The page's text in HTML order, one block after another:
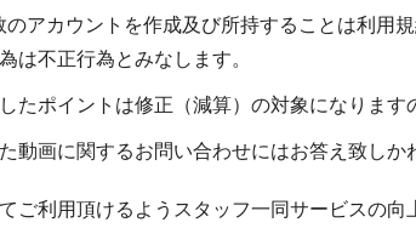
アカウントを作成及び所持することは利用
は不正行為とみなします。
たポイントは修正（減算）の対象になります
動画に関するお問い合わせにはお答え致しか
ご利用頂けるようスタッフ一同サービスの向